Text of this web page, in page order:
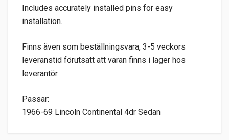
Includes accurately installed pins for easy
installation.
Finns även som beställningsvara, 3-5 veckors
leveranstid förutsatt att varan finns i lager hos
leverantör.
Passar:
1966-69 Lincoln Continental 4dr Sedan